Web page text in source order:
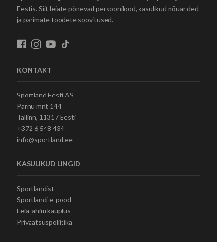
Eestis. Siit leiate põnevad persoonilood, kasulikud nõuanded
ja parimate toodete soovitused.
KONTAKT
Sportland Eesti AS
Pärnu mnt 144
Tallinn, 11317 Eesti
+372 6 548 434
info@sportland.ee
KASULIKUD LINGID
Sportlandist
Sportlandi e-pood
Leia lähim kauplus
Privaatsuspoliitika